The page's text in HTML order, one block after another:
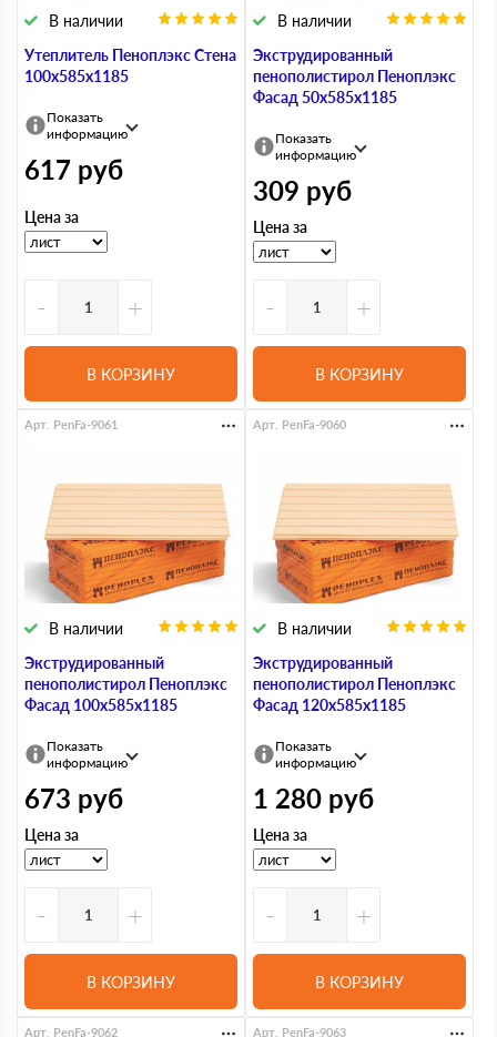
Утеплитель Пеноплэкс Стена
100х585х1185
В наличии
Показать
информацию
617 руб
Цена за
- +
В КОРЗИНУ
Экструдированный
пенополистирол Пеноплэкс
Фасад 50х585х1185
В наличии
Показать
информацию
309 руб
Цена за
- +
В КОРЗИНУ
Экструдированный
пенополистирол Пеноплэкс
Фасад 100х585х1185
В наличии
Арт. PenFa-9061
Показать
информацию
673 руб
Цена за
- +
В КОРЗИНУ
Экструдированный
пенополистирол Пеноплэкс
Фасад 120х585х1185
В наличии
Арт. PenFa-9060
Показать
информацию
1 280 руб
Цена за
- +
В КОРЗИНУ
Арт. PenFa-9062 Арт. PenFa-9063